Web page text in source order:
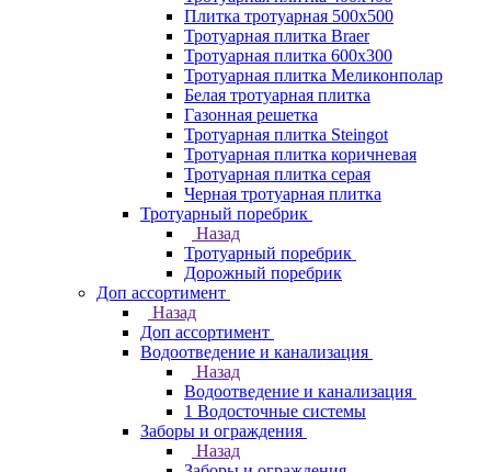
Плитка тротуарная 500x500
Тротуарная плитка Braer
Тротуарная плитка 600х300
Тротуарная плитка Меликонполар
Белая тротуарная плитка
Газонная решетка
Тротуарная плитка Steingot
Тротуарная плитка коричневая
Тротуарная плитка серая
Черная тротуарная плитка
Тротуарный поребрик
Назад
Тротуарный поребрик
Дорожный поребрик
Доп ассортимент
Назад
Доп ассортимент
Водоотведение и канализация
Назад
Водоотведение и канализация
1 Водосточные системы
Заборы и ограждения
Назад